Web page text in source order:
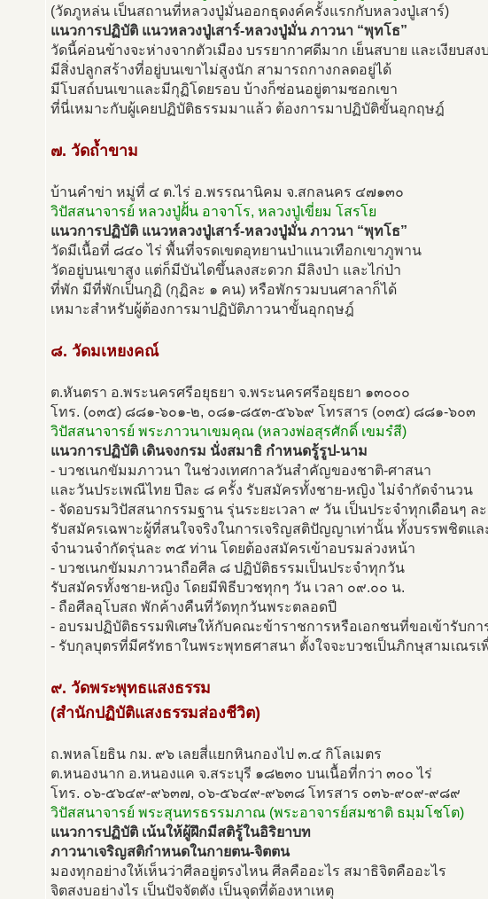
(วัดภูหล่น เป็นสถานที่หลวงปู่มั่นออกธุดงค์ครั้งแรกกับหลวงปู่เสาร์)
แนวการปฏิบัติ แนวหลวงปู่เสาร์-หลวงปู่มั่น ภาวนา “พุทโธ”
วัดนี้ค่อนข้างจะห่างจากตัวเมือง บรรยากาศดีมาก เย็นสบาย และเงียบสง
มีสิ่งปลูกสร้างที่อยู่บนเขาไม่สูงนัก สามารถกางกลดอยู่ได้
มีโบสถ์บนเขาและมีกุฏิโดยรอบ บ้างก็ซ่อนอยู่ตามซอกเขา
ที่นี่เหมาะกับผู้เคยปฏิบัติธรรมมาแล้ว ต้องการมาปฏิบัติขั้นอุกฤษฎ์
๗. วัดถ้ำขาม
บ้านคำข่า หมู่ที่ ๔ ต.ไร่ อ.พรรณานิคม จ.สกลนคร ๔๗๑๓๐
วิปัสสนาจารย์ หลวงปู่ฝั้น อาจาโร, หลวงปู่เขี่ยม โสรโย
แนวการปฏิบัติ แนวหลวงปู่เสาร์-หลวงปู่มั่น ภาวนา “พุทโธ”
วัดมีเนื้อที่ ๘๔๐ ไร่ พื้นที่จรดเขตอุทยานป่าแนวเทือกเขาภูพาน
วัดอยู่บนเขาสูง แต่ก็มีบันไดขึ้นลงสะดวก มีลิงป่า และไก่ป่า
ที่พัก มีที่พักเป็นกุฏิ (กุฏิละ ๑ คน) หรือพักรวมบนศาลาก็ได้
เหมาะสำหรับผู้ต้องการมาปฏิบัติภาวนาขั้นอุกฤษฎ์
๘. วัดมเหยงคณ์
ต.หันตรา อ.พระนครศรีอยุธยา จ.พระนครศรีอยุธยา ๑๓๐๐๐
โทร. (๐๓๕) ๘๘๑-๖๐๑-๒, ๐๘๑-๘๕๓-๕๖๖๙ โทรสาร (๐๓๕) ๘๘๑-๖๐๓
วิปัสสนาจารย์ พระภาวนาเขมคุณ (หลวงพ่อสุรศักดิ์ เขมรํสี)
แนวการปฏิบัติ เดินจงกรม นั่งสมาธิ กำหนดรู้รูป-นาม
- บวชเนกขัมมภาวนา ในช่วงเทศกาลวันสำคัญของชาติ-ศาสนา
และวันประเพณีไทย ปีละ ๘ ครั้ง รับสมัครทั้งชาย-หญิง ไม่จำกัดจำนวน
- จัดอบรมวิปัสสนากรรมฐาน รุ่นระยะเวลา ๙ วัน เป็นประจำทุกเดือนๆ ล
รับสมัครเฉพาะผู้ที่สนใจจริงในการเจริญสติปัญญาเท่านั้น ทั้งบรรพชิตแ
จำนวนจำกัดรุ่นละ ๓๕ ท่าน โดยต้องสมัครเข้าอบรมล่วงหน้า
- บวชเนกขัมมภาวนาถือศีล ๘ ปฏิบัติธรรมเป็นประจำทุกวัน
รับสมัครทั้งชาย-หญิง โดยมีพิธีบวชทุกๆ วัน เวลา ๐๙.๐๐ น.
- ถือศีลอุโบสถ พักค้างคืนที่วัดทุกวันพระตลอดปี
- อบรมปฏิบัติธรรมพิเศษให้กับคณะข้าราชการหรือเอกชนที่ขอเข้ารับกา
- รับกุลบุตรที่มีศรัทธาในพระพุทธศาสนา ตั้งใจจะบวชเป็นภิกษุสามเณร
๙. วัดพระพุทธแสงธรรม
(สำนักปฏิบัติแสงธรรมส่องชีวิต)
ถ.พหลโยธิน กม. ๙๖ เลยสี่แยกหินกองไป ๓.๔ กิโลเมตร
ต.หนองนาก อ.หนองแค จ.สระบุรี ๑๘๒๓๐ บนเนื้อที่กว่า ๓๐๐ ไร่
โทร. ๐๖-๕๖๔๙-๙๖๓๗, ๐๖-๕๖๔๙-๙๖๓๘ โทรสาร ๐๓๖-๙๐๙-๙๘๙
วิปัสสนาจารย์ พระสุนทรธรรมภาณ (พระอาจารย์สมชาติ ธมฺมโชโต)
แนวการปฏิบัติ เน้นให้ผู้ฝึกมีสติรู้ในอิริยาบท
ภาวนาเจริญสติกำหนดในกายตน-จิตตน
มองทุกอย่างให้เห็นว่าศีลอยู่ตรงไหน ศีลคืออะไร สมาธิจิตคืออะไร
จิตสงบอย่างไร เป็นปัจจัตตัง เป็นจุดที่ต้องหาเหตุ